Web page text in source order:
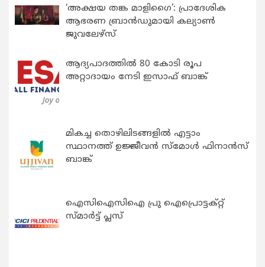
‘അക്ഷയ തങ്ക മാളിഗൈ’: പ്രാദേശിക
ആഭരണ ബ്രാന്‍ഡുമായി കല്യാണ്‍
ജുവലേഴ്‌സ്
ആദ്യപാദത്തിൽ 80 കോടി രൂപ
അറ്റാദായം നേടി ഇസാഫ് ബാങ്ക്
മികച്ച തൊഴിലിടങ്ങളിൽ എട്ടാം
സ്ഥാനത്ത് ഉജ്ജീവൻ സ്മോൾ ഫിനാൻസ്
ബാങ്ക്
ഐസിഐസിഐ പ്രു ഐപ്രൊട്ടക്റ്റ്
സ്മാർട്ട് പ്ലസ്